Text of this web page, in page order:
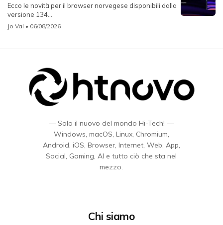
Ecco le novità per il browser norvegese disponibili dalla
versione 134...
Jo Val • 06/08/2026
— Solo il nuovo del mondo Hi-Tech! —
Windows, macOS, Linux, Chromium,
Android, iOS, Browser, Internet, Web, App,
Social, Gaming, AI e tutto ciò che sta nel
mezzo.
Chi siamo